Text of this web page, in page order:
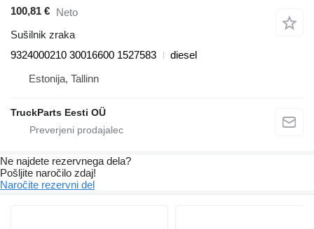
100,81 € Neto
Sušilnik zraka
9324000210 30016600 1527583
diesel
Estonija, Tallinn
TruckParts Eesti OÜ
Ne najdete rezervnega dela?
Pošljite naročilo zdaj!
Naročite rezervni del